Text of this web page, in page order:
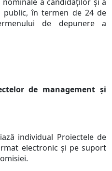
în termen de 24 de
de depunere a
de management şi
individual Proiectele de
electronic şi pe suport